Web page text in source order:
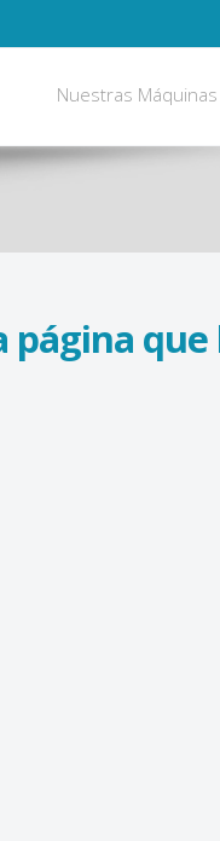
Nuestras Máquinas
que